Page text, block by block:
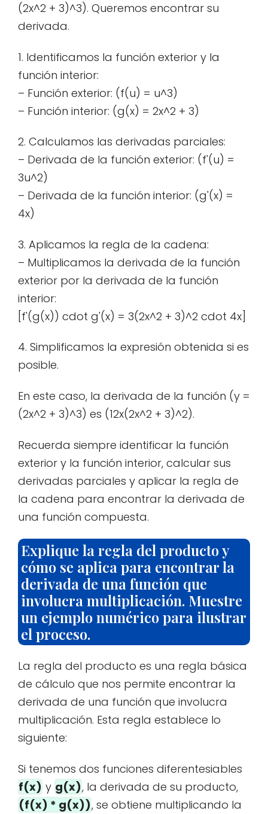
(2x^2 + 3)^3). Queremos encontrar su
derivada.
1. Identificamos la función exterior y la
función interior:
– Función exterior: (f(u) = u^3)
– Función interior: (g(x) = 2x^2 + 3)
2. Calculamos las derivadas parciales:
– Derivada de la función exterior: (f'(u) =
3u^2)
– Derivada de la función interior: (g'(x) =
4x)
3. Aplicamos la regla de la cadena:
– Multiplicamos la derivada de la función
exterior por la derivada de la función
interior:
[f'(g(x)) cdot g'(x) = 3(2x^2 + 3)^2 cdot 4x]
4. Simplificamos la expresión obtenida si es
posible.
En este caso, la derivada de la función (y =
(2x^2 + 3)^3) es (12x(2x^2 + 3)^2).
Recuerda siempre identificar la función
exterior y la función interior, calcular sus
derivadas parciales y aplicar la regla de
la cadena para encontrar la derivada de
una función compuesta.
Explique la regla del producto y
cómo se aplica para encontrar la
derivada de una función que
involucra multiplicación. Muestre
un ejemplo numérico para ilustrar
el proceso.
La regla del producto es una regla básica
de cálculo que nos permite encontrar la
derivada de una función que involucra
multiplicación. Esta regla establece lo
siguiente:
Si tenemos dos funciones diferentesiables
f(x) y g(x), la derivada de su producto,
(f(x) * g(x)), se obtiene multiplicando la